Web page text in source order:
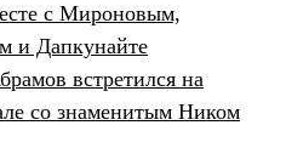
с Мироновым,
и Дапкунайте
встретился на
со знаменитым Ником